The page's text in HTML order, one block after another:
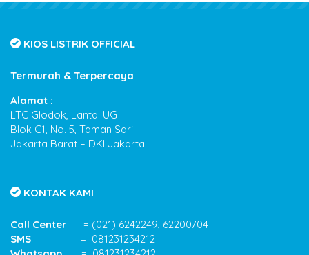
KIOS LISTRIK OFFICIAL
Termurah & Terpercaya
Alamat :
LTC Glodok, Lantai UG
Blok C1, No. 5, Taman Sari
Jakarta Barat – DKI Jakarta
KONTAK KAMI
Call Center = (021) 6242249, 62200704
SMS = 081231234212